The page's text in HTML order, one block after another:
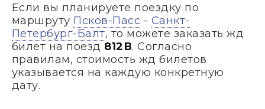
Если вы планируете поездку по
маршруту Псков-Пасс - Санкт-
Петербург-Балт, то можете заказать жд
билет на поезд 812В. Согласно
правилам, стоимость жд билетов
указывается на каждую конкретную
дату.